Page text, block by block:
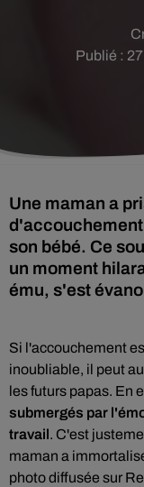
Publié :
Une maman a
son bébé. Ce
un moment
ému, s'est
Si l'accouchement
inoubliable, il peut
les futurs papas. En
submergés par
travail. C'est
maman a
photo diffusée sur